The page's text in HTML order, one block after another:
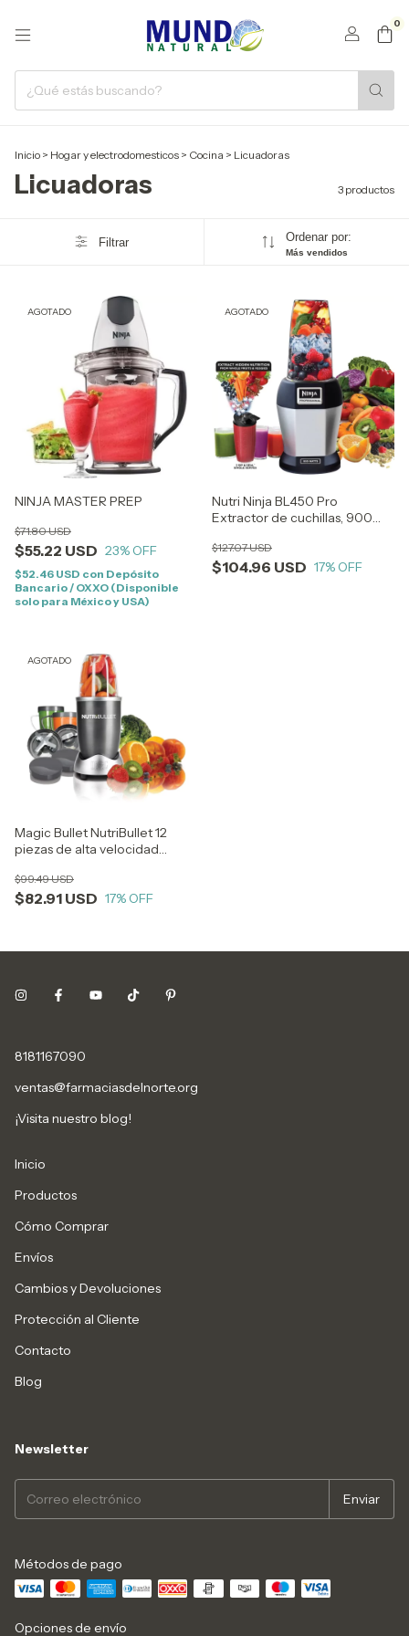
0
Inicio > Hogar y electrodomesticos > Cocina > Licuadoras
Licuadoras 3 productos
Filtrar Ordenar por:
Más vendidos
AGOTADO
NINJA MASTER PREP
$55.22 USD
$71.80 USD
23% OFF
$52.46 USD con Depósito
Bancario / OXXO (Disponible
solo para México y USA)
AGOTADO
Nutri Ninja BL450 Pro
Extractor de cuchillas, 900
$104.96 USD
$127.07 USD
17% OFF
AGOTADO
Magic Bullet NutriBullet 12
piezas de alta velocidad
$82.91 USD
$99.49 USD
17% OFF
8181167090
ventas@farmaciasdelnorte.org
¡Visita nuestro blog!
Inicio
Productos
Cómo Comprar
Envíos
Cambios y Devoluciones
Protección al Cliente
Contacto
Blog
Newsletter
Métodos de pago
Opciones de envío